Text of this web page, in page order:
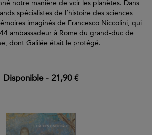
notre manière de voir les planètes. Dans
spécialistes de l’histoire des sciences
imaginés de Francesco Niccolini, qui
ambassadeur à Rome du grand-duc de
dont Galilée était le protégé.
Disponible- 21,90 €